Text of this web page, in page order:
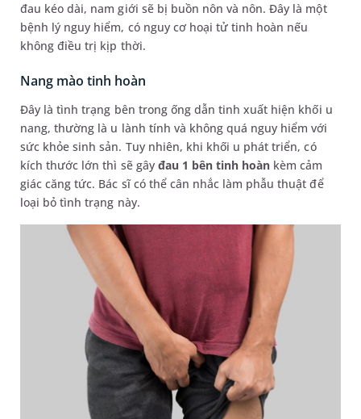
đau kéo dài, nam giới sẽ bị buồn nôn và nôn. Đây là một
bệnh lý nguy hiểm, có nguy cơ hoại tử tinh hoàn nếu
không điều trị kịp thời.
Nang mào tinh hoàn
Đây là tình trạng bên trong ống dẫn tinh xuất hiện khối u
nang, thường là u lành tính và không quá nguy hiểm với
sức khỏe sinh sản. Tuy nhiên, khi khối u phát triển, có
kích thước lớn thì sẽ gây đau 1 bên tinh hoàn kèm cảm
giác căng tức. Bác sĩ có thể cân nhắc làm phẫu thuật để
loại bỏ tình trạng này.